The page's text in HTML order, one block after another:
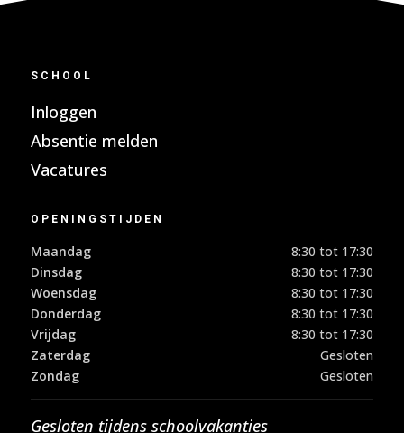
SCHOOL
Inloggen
Absentie melden
Vacatures
OPENINGSTIJDEN
Maandag
8:30 tot 17:30
Dinsdag
8:30 tot 17:30
Woensdag
8:30 tot 17:30
Donderdag
8:30 tot 17:30
Vrijdag
8:30 tot 17:30
Zaterdag
Gesloten
Zondag
Gesloten
Gesloten tijdens schoolvakanties